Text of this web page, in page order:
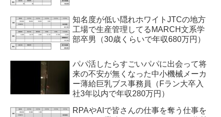
知名度が低い隠れホワイトJTCの地方
工場で生産管理してるMARCH文系学
部卒男（30歳くらいで年収680万円）
パパ活したらすごいパパに出会って将
来の不安が無くなった中小機械メーカ
ー薄給巨乳ブス事務員（Fラン大卒入
社3年以内で年収280万円）
RPAやAIで皆さんの仕事を奪う仕事を